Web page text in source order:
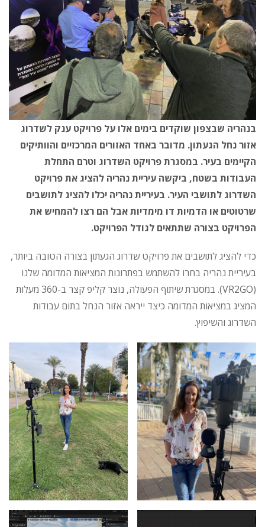
בנהריה שבצפון שוקדים בימים אלו על פרויקט ענק לשדרוג
אזור נחל הגעתון. מדובר באחד האזורים המרכזיים והוותיקים
הקיימים בעיר. במסגרת פרויקט השדרוג וטרם התחלת
העבודות בשטח, ביקשה עיריית נהריה להציג את פרויקט
השדרוג לתושבי העיר. בעיריית נהריה יכלו להציג לתושבים
שרטוטים או הדמיות דו מימדיות אבל הם רצו להמחיש את
הפרויקט בצורה שתתאים לגודל הפרויקט.
כדי להציג לתושבים את פרויקט שדרוג הגעתון בצורה הטובה ביותר,
בעיריית נהריה בחרו להשתמש בפתרונות המציאות המדומה שלנו
(VR2GO). במסגרת שיתוף הפעולה, נוצר קליפ קצר ב-360 מעלות
המציג במציאות המדומה כיצד ייראה אזור הנחל בתום עבודות
השדרוג והשיפוץ.